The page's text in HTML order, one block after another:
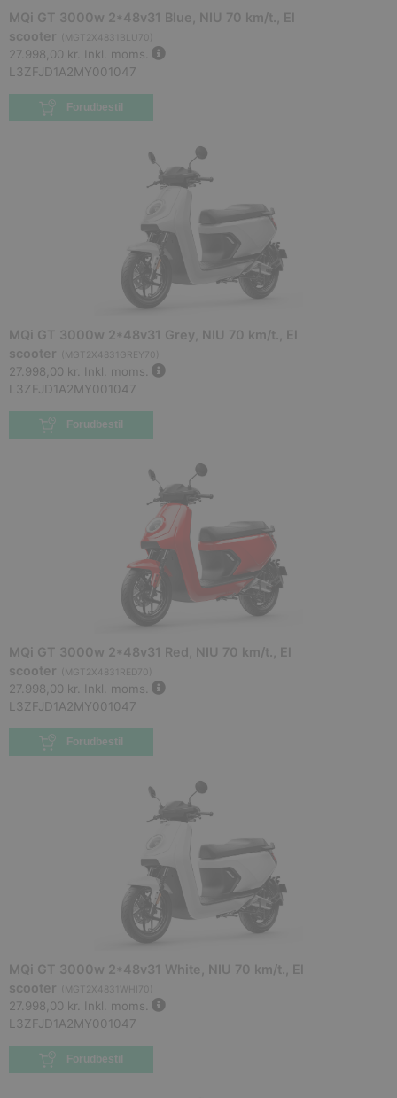
MQi GT 3000w 2*48v31 Blue, NIU 70 km/t., El
scooter
MGT2X4831BLU70
27.998,00 kr. Inkl. moms.
L3ZFJD1A2MY001047
Forudbestil
MQi GT 3000w 2*48v31 Grey, NIU 70 km/t., El
scooter
MGT2X4831GREY70
27.998,00 kr. Inkl. moms.
L3ZFJD1A2MY001047
Forudbestil
MQi GT 3000w 2*48v31 Red, NIU 70 km/t., El
scooter
MGT2X4831RED70
27.998,00 kr. Inkl. moms.
L3ZFJD1A2MY001047
Forudbestil
MQi GT 3000w 2*48v31 White, NIU 70 km/t., El
scooter
MGT2X4831WHI70
27.998,00 kr. Inkl. moms.
L3ZFJD1A2MY001047
Forudbestil